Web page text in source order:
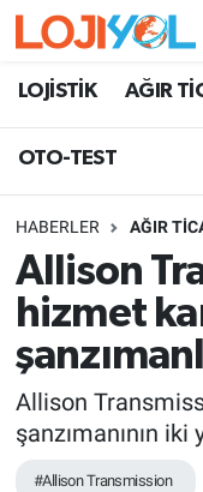
LOJİSTİK AĞIR
OTO-TEST
HABERLER AĞIR
Allison
hizmet
Allison
şanzımanının
#Allison Transmission
OTO-TEST